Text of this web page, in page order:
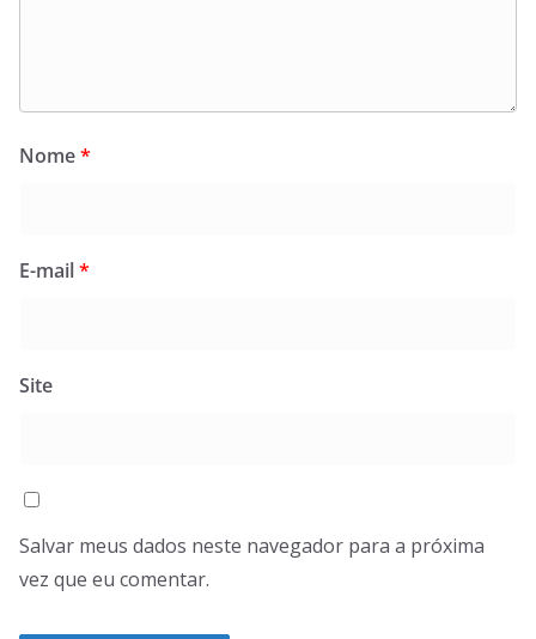
Nome*
E-mail*
Site
Salvar meus dados neste navegador para a próxima
vez que eu comentar.